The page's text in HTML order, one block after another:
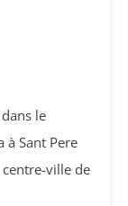
le
à Sant Pere
ville de